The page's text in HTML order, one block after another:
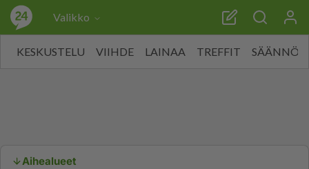
Valikko
KESKUSTELU VIIHDE LAINAA TREFFIT SÄÄNNÖT
Aihealueet